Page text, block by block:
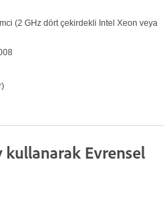
(2 GHz dört çekirdekli Intel Xeon veya
kullanarak Evrensel